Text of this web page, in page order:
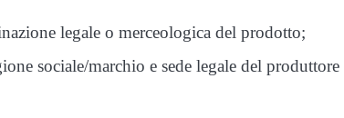
legale o merceologica del prodotto;
sociale/marchio e sede legale del